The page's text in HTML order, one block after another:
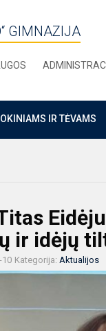
GIMNAZIJA
IR TĖVAMS
ir idėjų
10 Kategorija: Aktualijos